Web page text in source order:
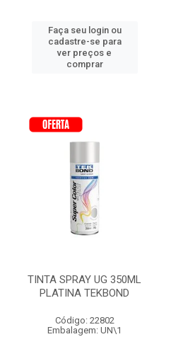
Faça seu login ou
cadastre-se para
ver preços e
comprar
TINTA SPRAY UG 350ML
PLATINA TEKBOND
Código: 22802
Embalagem: UN\1